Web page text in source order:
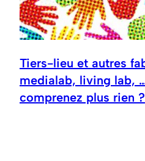
Tiers-lieu et autres
medialab, living lab,
comprenez plus rien ?